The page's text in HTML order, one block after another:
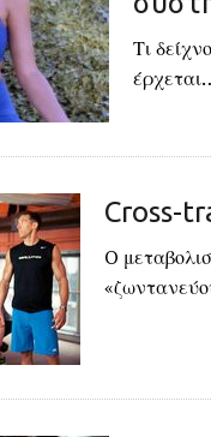
Τι
Cross-
O